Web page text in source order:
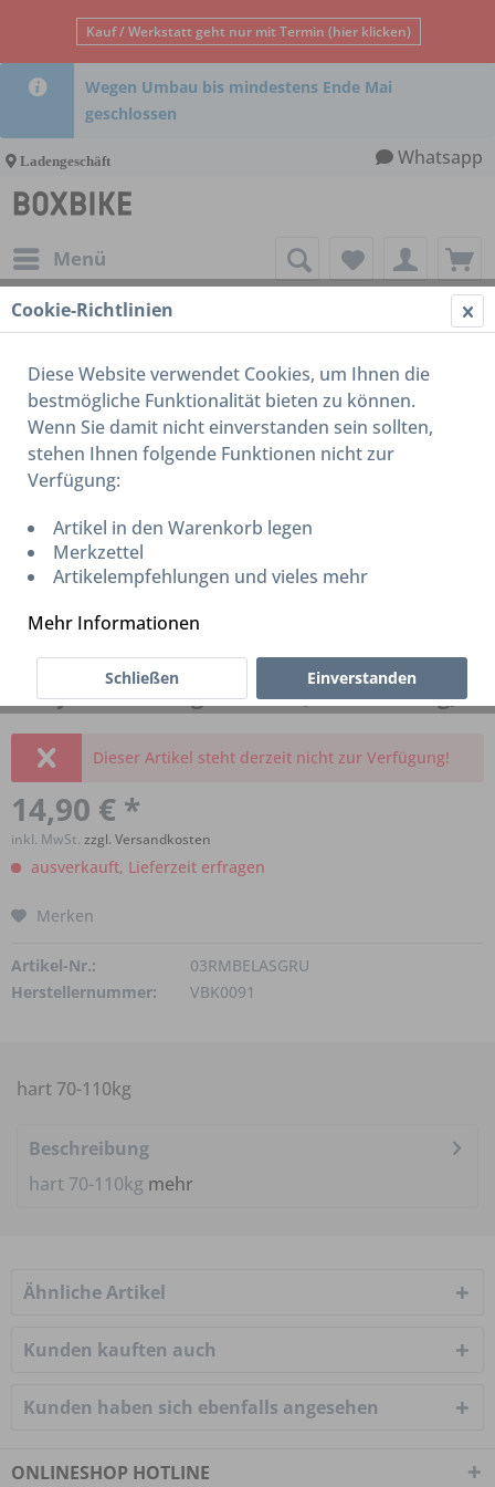
Kauf / Werkstatt geht nur mit Termin (hier klicken)
Wegen Umbau bis mindestens Ende Mai
geschlossen
Ladengeschäft Whatsapp
Menü
Birdy Elastomer grün hart (auch für frog)
Dieser Artikel steht derzeit nicht zur Verfügung!
14,90 € *
inkl. MwSt. zzgl. Versandkosten
ausverkauft, Lieferzeit erfragen
Merken
Artikel-Nr.:
03RMBELASGRU
Herstellernummer:
VBK0091
hart 70-110kg
Beschreibung
hart 70-110kg mehr
Ähnliche Artikel
Kunden kauften auch
Kunden haben sich ebenfalls angesehen
ONLINESHOP HOTLINE
Cookie-Richtlinien
Diese Website verwendet Cookies, um Ihnen die
bestmögliche Funktionalität bieten zu können.
Wenn Sie damit nicht einverstanden sein sollten,
stehen Ihnen folgende Funktionen nicht zur
Verfügung:
Artikel in den Warenkorb legen
Merkzettel
Artikelempfehlungen und vieles mehr
Mehr Informationen
Einverstanden
Schließen